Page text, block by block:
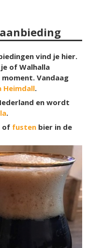
vind je hier.
of Walhalla
Vandaag
Heimdall.
en wordt
.
of fusten bier in de